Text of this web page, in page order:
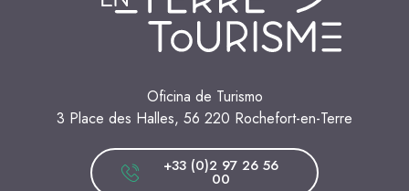
Oficina de Turismo
3 Place des Halles, 56 220 Rochefort-en-Terre
+33 (0)2 97 26 56
00